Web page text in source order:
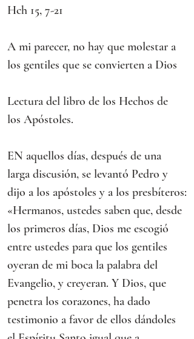
Hch 15, 7-21
A mi parecer, no hay que molestar a
los gentiles que se convierten a Dios
Lectura del libro de los Hechos de
los Apóstoles.
EN aquellos días, después de una
larga discusión, se levantó Pedro y
dijo a los apóstoles y a los presbíteros:
«Hermanos, ustedes saben que, desde
los primeros días, Dios me escogió
entre ustedes para que los gentiles
oyeran de mi boca la palabra del
Evangelio, y creyeran. Y Dios, que
penetra los corazones, ha dado
testimonio a favor de ellos dándoles